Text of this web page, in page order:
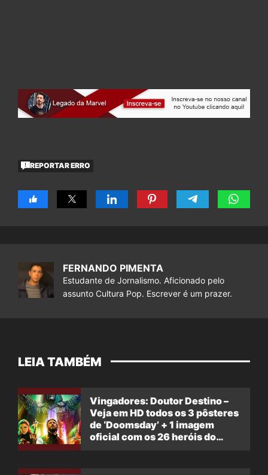
REPORTAR ERRO
FERNANDO PIMENTA
Estudante de Jornalismo. Aficionado pelo
assunto Cultura Pop. Escrever é um prazer.
LEIA TAMBÉM
Vingadores: Doutor Destino –
Veja em HD todos os 3 pôsteres
de ‘Doomsday’ + 1 imagem
oficial com os 26 heróis do